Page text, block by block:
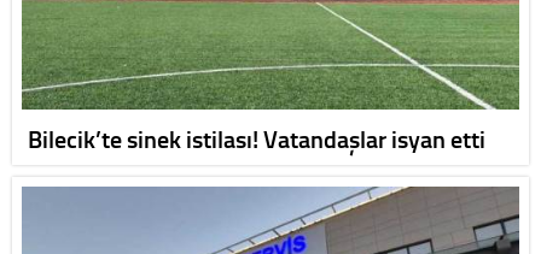
Bilecik’te sinek istilası! Vatandaşlar isyan etti